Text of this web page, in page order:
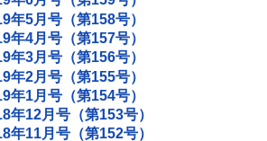
年5月号（第158号）
年4月号（第157号）
年3月号（第156号）
年2月号（第155号）
年1月号（第154号）
年12月号（第153号）
年11月号（第152号）